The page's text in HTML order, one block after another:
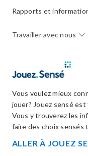
Rapports et
Travailler avec nous
Vous voulez mieux
jouer? Jouez sensé
Vous y trouverez les
faire des choix sensés
ALLER À JOUEZ